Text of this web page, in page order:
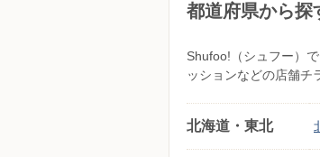
都道府県から探
Shufoo!（シュフー）
ッションなどの店舗チ
北海道・東北